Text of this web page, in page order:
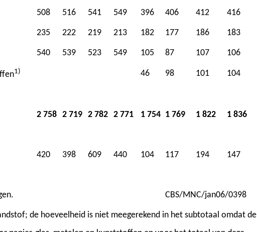
508 516 541 549 396 406 412 416
235 222 219 213 182 177 186 183
540 539 523 549 105 87 107 106
1) 46 98 101 104
2 758 2 719 2 782 2 771 1 754 1 769 1 822 1 836
420 398 609 440 104 117 194 147
CBS/MNC/jan06/0398
de hoeveelheid is niet meegerekend in het subtotaal omdat de